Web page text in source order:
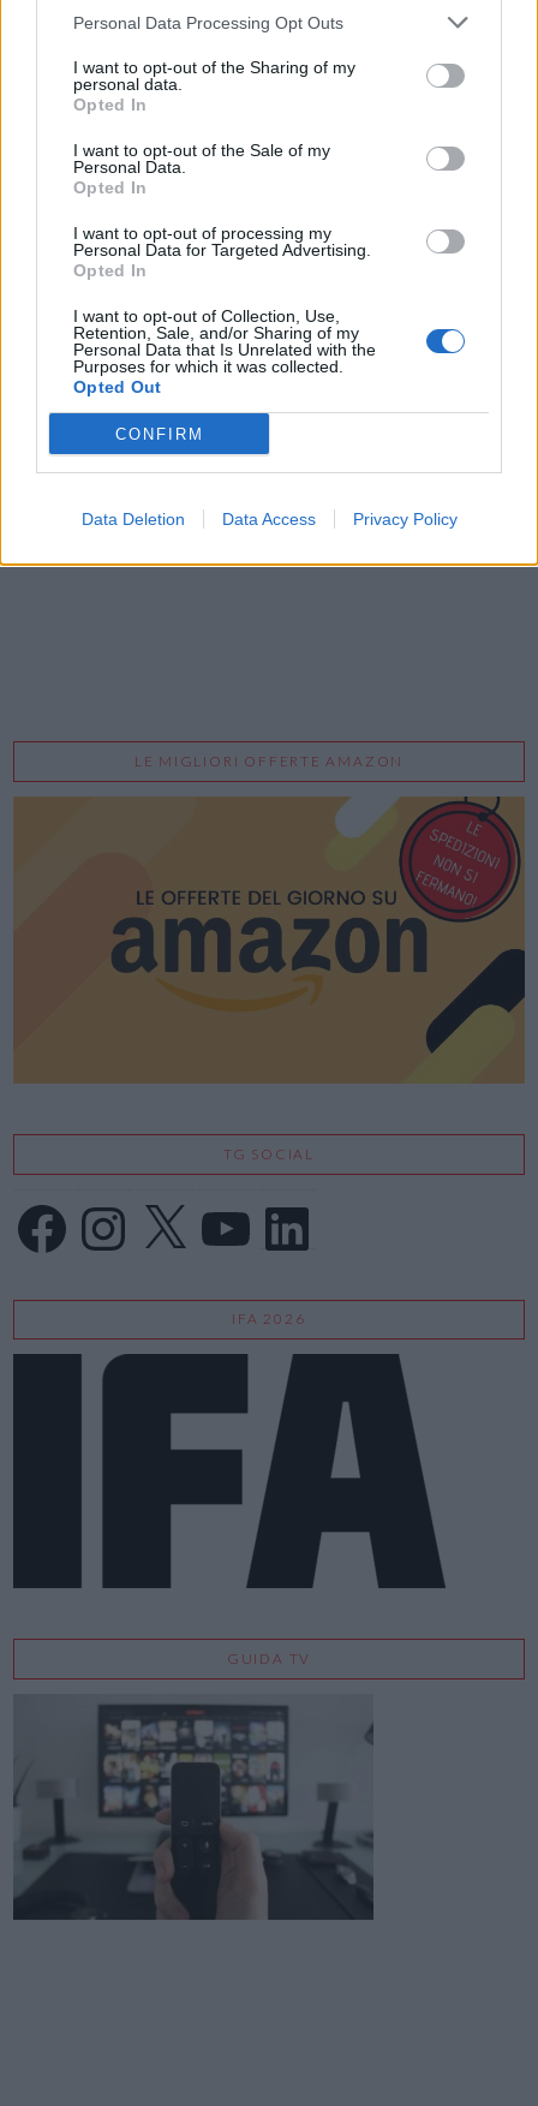
Personal Data Processing Opt Outs
I want to opt-out of the Sharing of my
personal data.
Opted In
I want to opt-out of the Sale of my
Personal Data.
Opted In
I want to opt-out of processing my
Personal Data for Targeted Advertising.
Opted In
I want to opt-out of Collection, Use,
Retention, Sale, and/or Sharing of my
Personal Data that Is Unrelated with the
Purposes for which it was collected.
Opted Out
CONFIRM
Data Deletion Data Access Privacy Policy
Condividi questo articolo:
E-mail LinkedIn Facebook
Stampa
Vuoi ricevere gli aggiornamenti delle news di TecnoGazzetta?
Inserisci nome ed indirizzo E-Mail:
Acconsento al trattamento dei dati personali (Info Privacy)
LE MIGLIORI OFFERTE AMAZON
TG SOCIAL
FacebookInstagram
X LinkedIn
IFA 2026
GUIDA TV